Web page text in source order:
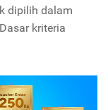
dipilih dalam
kriteria